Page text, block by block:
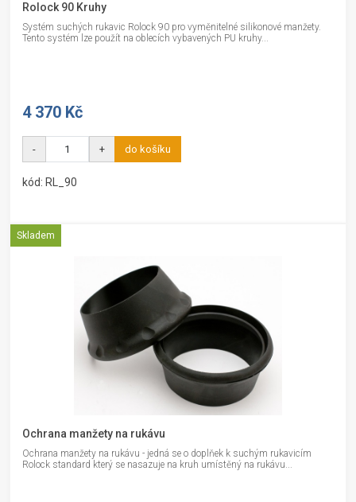
Rolock 90 Kruhy
Systém suchých rukavic Rolock 90 pro vyměnitelné silikonové manžety.
Tento systém lze použít na oblecích vybavených PU kruhy...
4 370 Kč
- + do košíku
kód: RL_90
Skladem
Ochrana manžety na rukávu
Ochrana manžety na rukávu - jedná se o doplňek k suchým rukavicím
Rolock standard který se nasazuje na kruh umístěný na rukávu...